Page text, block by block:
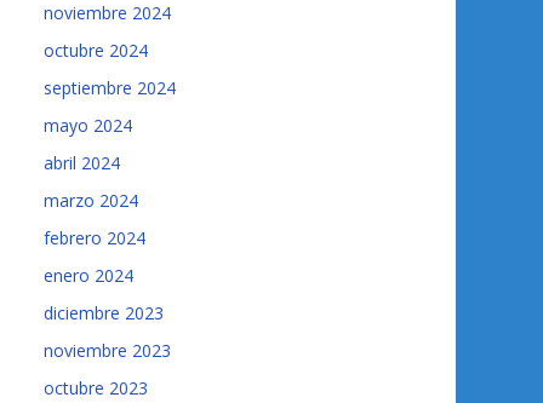
noviembre 2024
octubre 2024
septiembre 2024
mayo 2024
abril 2024
marzo 2024
febrero 2024
enero 2024
diciembre 2023
noviembre 2023
octubre 2023